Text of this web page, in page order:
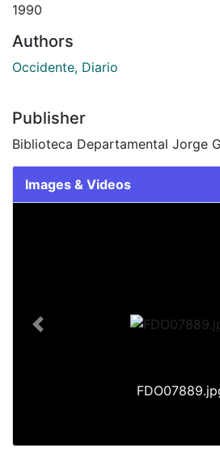
1990
Authors
Occidente, Diario
Publisher
Biblioteca Departamental Jorge
Images & Videos
Previous